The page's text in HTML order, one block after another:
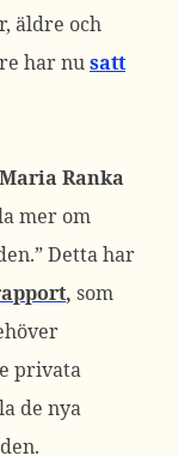
äldre och
har nusatt
Maria Ranka
mer om
Detta har
, som
privata
de nya